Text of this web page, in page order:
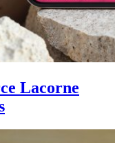
Lacorne